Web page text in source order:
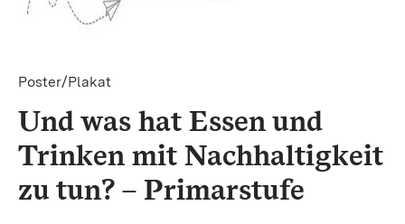
Poster/Plakat
Und was hat Essen und
Trinken mit Nach­hal­tig­keit
zu tun? – Pri­mar­stu­fe